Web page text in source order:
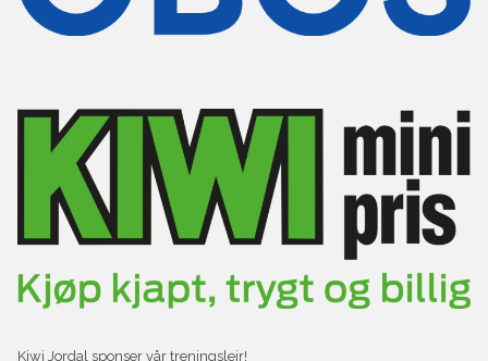
Kiwi Jordal sponser vår treningsleir!